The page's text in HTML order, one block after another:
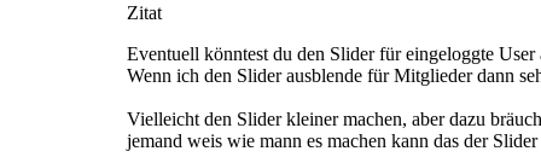
Zitat
Eventuell könntest du den Slider für eingeloggte User
Wenn ich den Slider ausblende für Mitglieder dann
Vielleicht den Slider kleiner machen, aber dazu
jemand weis wie mann es machen kann das der